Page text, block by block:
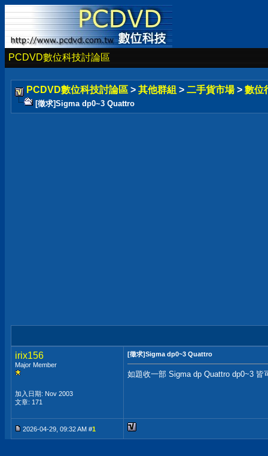
PCDVD數位科技討論區
PCDVD數位科技討論區 > 其他群組 > 二手貨市場 > 數位
[徵求]Sigma dp0~3 Quattro
irix156
Major Member
加入日期: Nov 2003
文章: 171
[徵求]Sigma dp0~3 Quattro
如題收一部 Sigma dp Quattro dp0~3
2026-04-29, 09:32 AM #1